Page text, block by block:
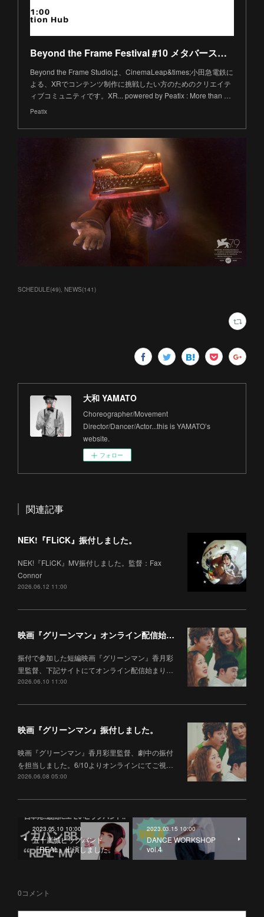
Beyond the Frame Festival #10 メタバース空間における演劇の可能性 - VR演劇「Typeman」のライブパフォーマンス ＆トークイベント -
Beyond the Frame Studioは、CinemaLeap&times;小田急電鉄に
よる、XRでコンテンツ制作に挑戦したい方のためのクリエイテ
ィブコミュニティです。XR... powered by Peatix : More than …
Peatix
SCHEDULE(49) NEWS(141)
大和 YAMATO
Choreographer/Movement
Director/Dancer/Actor...this is YAMATO’s
website.
フォロー
関連記事
NEK!『FLiCK』振付しました。
NEK!『FLiCK』MV振付しました。監督：Fax
Connor
2026.06.12 11:00
映画『グリーンマン』オンライン配信始まりました。
振付で参加した短編映画『グリーンマン』香月彩
里監督、下記サイトにてオンライン配信始まり…
2026.06.10 11:00
映画『グリーンマン』振付しました。
映画『グリーンマン』香月彩里監督、劇中の振付
を担当しました。6/10よりオンラインにてご視…
2026.06.08 05:00
2023.05.10 10:00
五十嵐誠ビッグバンド
『REAL』出演しました。
2023.03.15 10:00
DANCE WORKSHOP
vol.4
0コメント